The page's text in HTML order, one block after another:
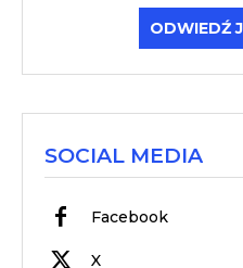
ODWIEDŹ
SOCIAL MEDIA
Facebook
X